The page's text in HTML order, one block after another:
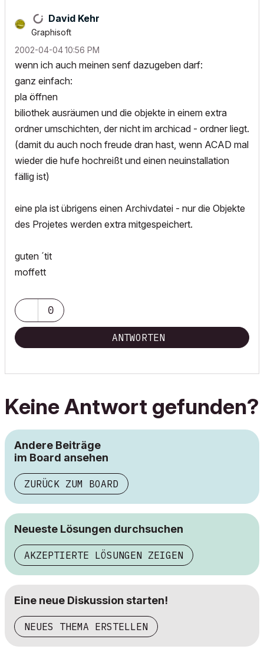
David Kehr
Graphisoft
‎2002-04-0410:56 PM
wenn ich auch meinen senf dazugeben darf:
ganz einfach:
pla öffnen
biliothek ausräumen und die objekte in einem extra
ordner umschichten, der nicht im archicad - ordner liegt.
(damit du auch noch freude dran hast, wenn ACAD mal
wieder die hufe hochreißt und einen neuinstallation
fällig ist)
eine pla ist übrigens einen Archivdatei - nur die Objekte
des Projetes werden extra mitgespeichert.
guten ´tit
moffett
0
ANTWORTEN
Keine Antwort gefunden?
Andere Beiträge
im Board ansehen
ZURÜCK ZUM BOARD
Neueste Lösungen durchsuchen
AKZEPTIERTE LÖSUNGEN ZEIGEN
Eine neue Diskussion starten!
NEUES THEMA ERSTELLEN